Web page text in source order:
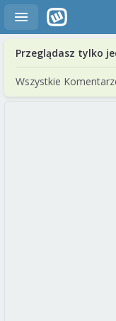
Przeglądasz tylko
Wszystkie